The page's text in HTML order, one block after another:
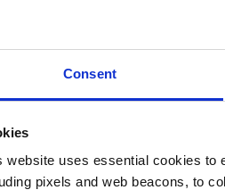
Consent
website uses essential cookies to
pixels and web beacons, to
ン
リー